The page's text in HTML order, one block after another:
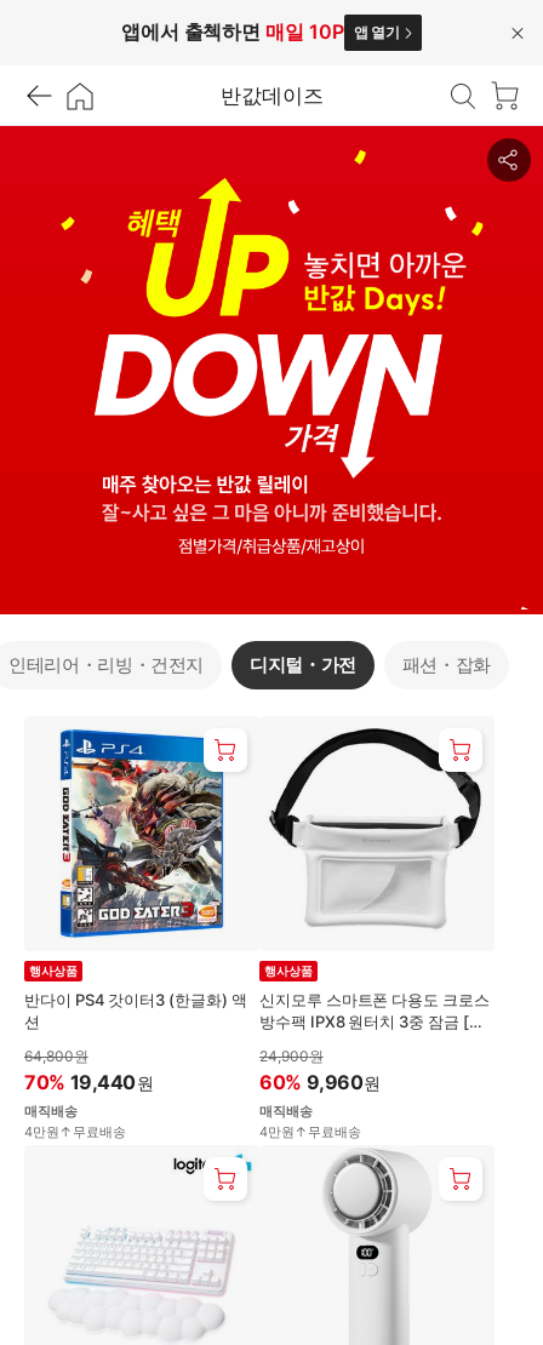
앱에서 출첵하면 매일 10P 앱 열기
닫
반값데이즈
공
인테리어・리빙・건전지 디지털・가전 패션・잡화
반다이 PS4 갓이터3 (한글화) 액
션
행사상품
64,800원
70% 19,440원
매직배송
4만원↑무료배송
신지모루 스마트폰 다용도 크로스
방수팩 IPX8 원터치 3중 잠금 [화
행사상품
24,900원
60% 9,960원
매직배송
4만원↑무료배송